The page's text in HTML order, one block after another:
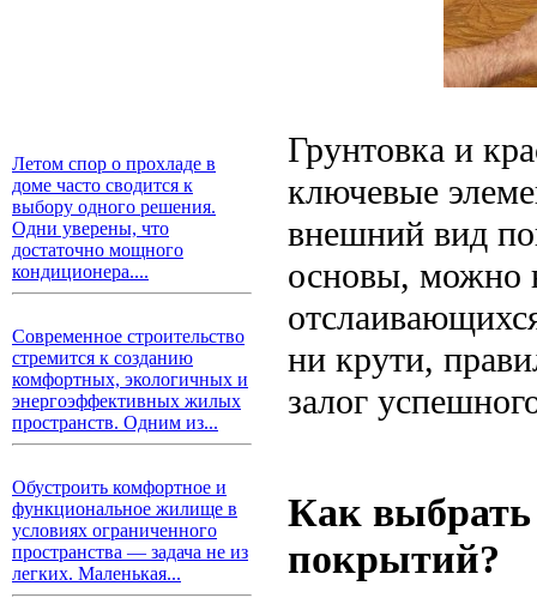
Летом спор о прохладе в
доме часто сводится к
выбору одного решения.
Одни уверены, что
достаточно мощного
кондиционера....
Современное строительство
стремится к созданию
комфортных, экологичных и
энергоэффективных жилых
пространств. Одним из...
Обустроить комфортное и
функциональное жилище в
условиях ограниченного
пространства — задача не из
легких. Маленькая...
Грунтовка и
ключевые
внешний вид
основы, можно
ни крути,
залог
Как выбрать
покрытий?